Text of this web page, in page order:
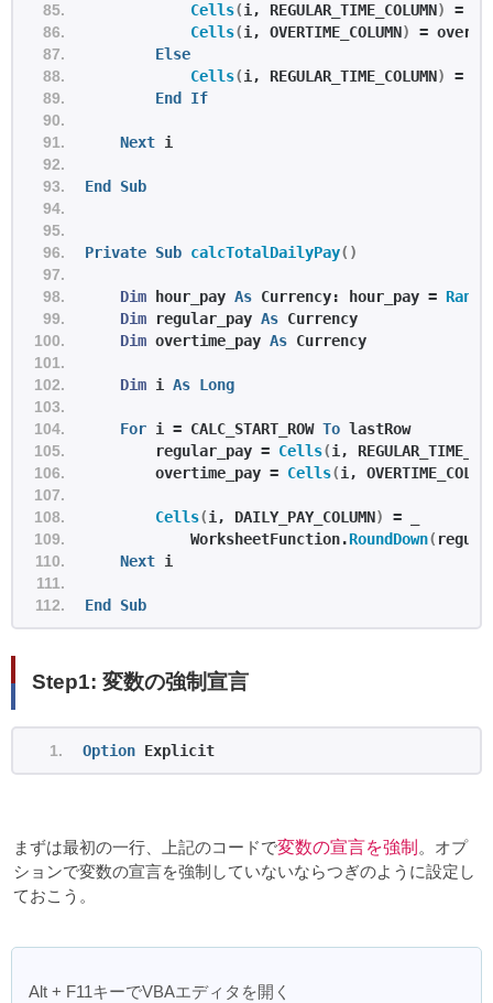
Cells(i, REGULAR_TIME_COLUMN)
=
Cells(i, OVERTIME_COLUMN)
=
Else
Cells(i, REGULAR_TIME_COLUMN)
=
End
If
Next i
End Sub
Private Sub calcTotalDailyPay()
Dim hour_pay As Currency: hour_pay = Range
Dim regular_pay As Currency
Dim overtime_pay As Currency
Dim i As Long
For i = CALC_START_ROW To lastRow
        regular_pay =
Cells(i,
        overtime_pay =
Cells(i,
Cells(i, DAILY_PAY_COLUMN)
= _
            WorksheetFunction.
RoundDown(
Next i
End Sub
Step1: 変数の強制宣言
Option Explicit
まずは最初の一行、上記のコードで変数の宣言を強制 。オプ
ションで変数の宣言を強制していないならつぎのように設定し
ておこう。
Alt + F11キーでVBAエディタを開く